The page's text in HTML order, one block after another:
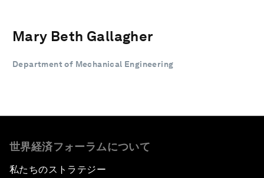
Mary Beth Gallagher
Department of Mechanical Engineering
世界経済フォーラムについて
私たちのストラテジー